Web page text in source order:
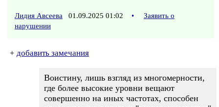
Лидия Авсеева 01.09.2025 01:02 •
Заявить о
нарушении
+ добавить замечания
Воистину, лишь взгляд из многомерности,
где более высокие уровни вещают
совершенно на иных частотах, способен